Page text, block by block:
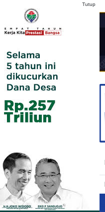
Tutup